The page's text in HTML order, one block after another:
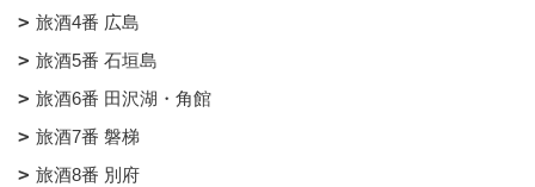
旅酒4番 広島
旅酒5番 石垣島
旅酒6番 田沢湖・角館
旅酒7番 磐梯
旅酒8番 別府